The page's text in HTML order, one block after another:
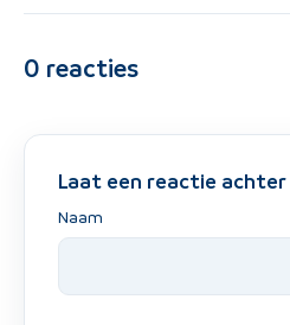
0 reacties
Laat een reactie achter
Naam